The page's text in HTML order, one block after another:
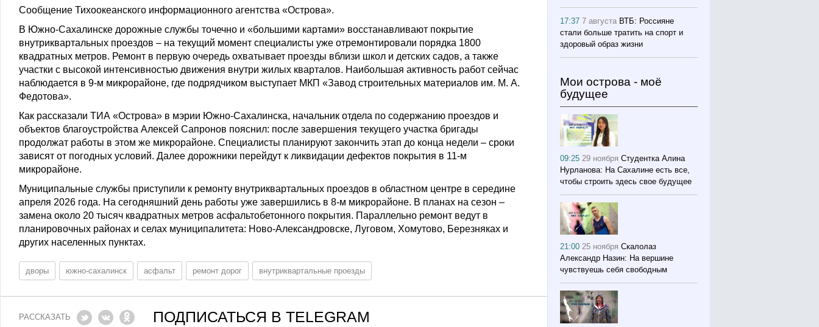
Сообщение Тихоокеанского информационного агентства «Острова».
В Южно-Сахалинске дорожные службы точечно и «большими картами» восстанавливают покрытие
внутриквартальных проездов – на текущий момент специалисты уже отремонтировали порядка 1800
квадратных метров. Ремонт в первую очередь охватывает проезды вблизи школ и детских садов, а также
участки с высокой интенсивностью движения внутри жилых кварталов. Наибольшая активность работ сейчас
наблюдается в 9-м микрорайоне, где подрядчиком выступает МКП «Завод строительных материалов им. М. А.
Федотова».
Как рассказали ТИА «Острова» в мэрии Южно-Сахалинска, начальник отдела по содержанию проездов и
объектов благоустройства Алексей Сапронов пояснил: после завершения текущего участка бригады
продолжат работы в этом же микрорайоне. Специалисты планируют закончить этап до конца недели – сроки
зависят от погодных условий. Далее дорожники перейдут к ликвидации дефектов покрытия в 11-м
микрорайоне.
Муниципальные службы приступили к ремонту внутриквартальных проездов в областном центре в середине
апреля 2026 года. На сегодняшний день работы уже завершились в 8-м микрорайоне. В планах на сезон –
замена около 20 тысяч квадратных метров асфальтобетонного покрытия. Параллельно ремонт ведут в
планировочных районах и селах муниципалитета: Ново-Александровске, Луговом, Хомутово, Березняках и
других населенных пунктах.
дворы южно-сахалинск асфальт ремонт дорог внутриквартальные проезды
РАССКАЗАТЬ ПОДПИСАТЬСЯ В TELEGRAM
17:377 августа ВТБ: Россияне
стали больше тратить на спорт и
здоровый образ жизни
Мои острова - моё
будущее
09:2529 ноября Студентка Алина
Нурланова: На Сахалине есть все,
чтобы строить здесь свое будущее
21:0025 ноября Скалолаз
Александр Назин: На вершине
чувствуешь себя свободным